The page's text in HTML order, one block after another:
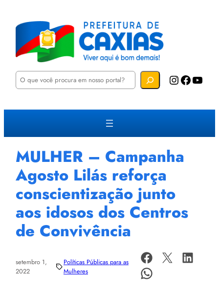
P
u
a
Instagram Facebook YouTube
MULHER – Campanha
Agosto Lilás reforça
conscientização junto
aos idosos dos Centros
de Convivência
setembro 1,
2022
Políticas Públicas para as
Mulheres